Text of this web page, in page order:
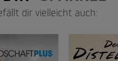
dir vielleicht auch: